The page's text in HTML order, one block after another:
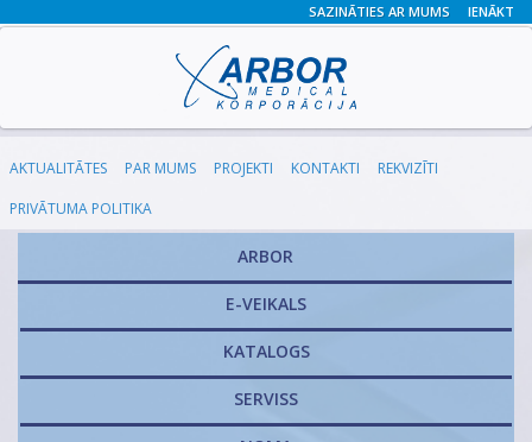
IENĀKT
SAZINĀTIES AR MUMS
AKTUALITĀTES PAR MUMS PROJEKTI KONTAKTI
REKVIZĪTI
PRIVĀTUMA POLITIKA
ARBOR
E-VEIKALS
KATALOGS
​SERVISS